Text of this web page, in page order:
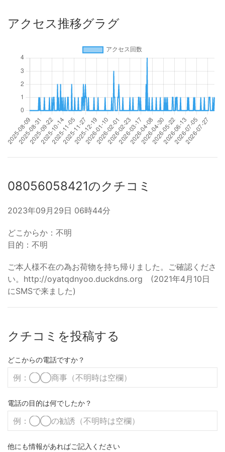
アクセス推移グラグ
08056058421のクチコミ
2023年09月29日 06時44分
どこからか：不明
目的：不明
ご本人様不在の為お荷物を持ち帰りました。ご確認くださ
い。http://oyatqdnyoo.duckdns.org (2021年4月10日
にSMSで来ました)
クチコミを投稿する
どこからの電話ですか？
電話の目的は何でしたか？
他にも情報があればご記入ください